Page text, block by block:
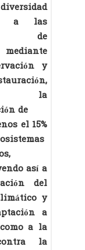
a las
de
mediante
y
la
de
el 15%
así a
del
y
a
a la
la